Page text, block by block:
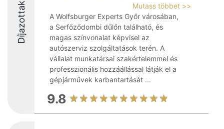
Díjazottak
Mutass többet >>
A Wolfsburger Experts Győr városában,
a Serfőződombi dűlőn található, és
magas színvonalat képvisel az
autószerviz szolgáltatások terén. A
vállalat munkatársai szakértelemmel és
professzionális hozzáállással látják el a
gépjárművek karbantartását ...
9.8